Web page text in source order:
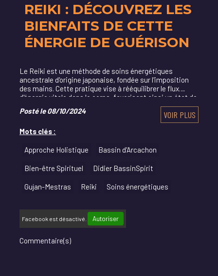
REIKI : DÉCOUVREZ LES
BIENFAITS DE CETTE
ÉNERGIE DE GUÉRISON
Le Reiki est une méthode de soins énergétiques
ancestrale d'origine japonaise, fondée sur l'imposition
des mains. Cette pratique vise à rééquilibrer le flux
d'énergie vitale dans le corps, favorisant ainsi un état de
Posté le 08/10/2024 VOIR PLUS
Mots clés :
Approche Holistique Bassin d'Arcachon
Bien-être Spirituel Didier BassinSpirit
Gujan-Mestras Reiki Soins énergétiques
Facebook est désactivé. Autoriser
Commentaire(s)